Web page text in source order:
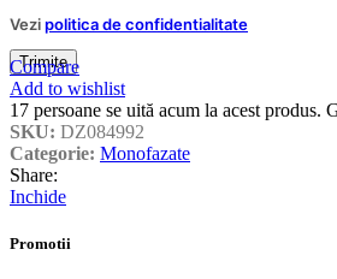
Vezipolitica de confidentialitate
Trimite
Compare
Add to wishlist
17 persoane se uită acum la acest produs.
SKU: DZ084992
Categorie: Monofazate
Share:
Inchide
Promotii